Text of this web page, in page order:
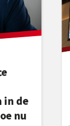
in de
nu